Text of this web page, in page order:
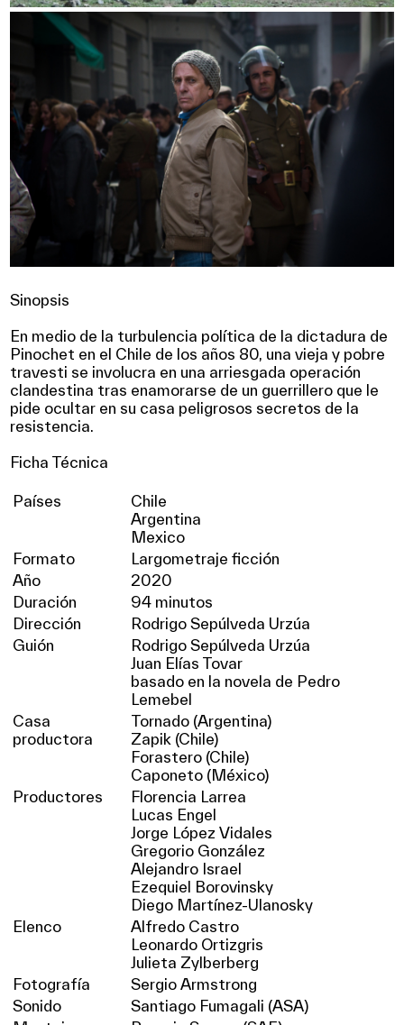
Sinopsis
En medio de la turbulencia política de la dictadura de
Pinochet en el Chile de los años 80, una vieja y pobre
travesti se involucra en una arriesgada operación
clandestina tras enamorarse de un guerrillero que le
pide ocultar en su casa peligrosos secretos de la
resistencia.
Ficha Técnica
Países
Chile
Argentina
Mexico
Formato
Largometraje ficción
Año
2020
Duración
94 minutos
Dirección
Rodrigo Sepúlveda Urzúa
Guión
Rodrigo Sepúlveda Urzúa
Juan Elías Tovar
basado en la novela de Pedro
Lemebel
Casa
productora
Tornado (Argentina)
Zapik (Chile)
Forastero (Chile)
Caponeto (México)
Productores
Florencia Larrea
Lucas Engel
Jorge López Vidales
Gregorio González
Alejandro Israel
Ezequiel Borovinsky
Diego Martínez-Ulanosky
Elenco
Alfredo Castro
Leonardo Ortizgris
Julieta Zylberberg
Fotografía
Sergio Armstrong
Sonido
Santiago Fumagali (ASA)